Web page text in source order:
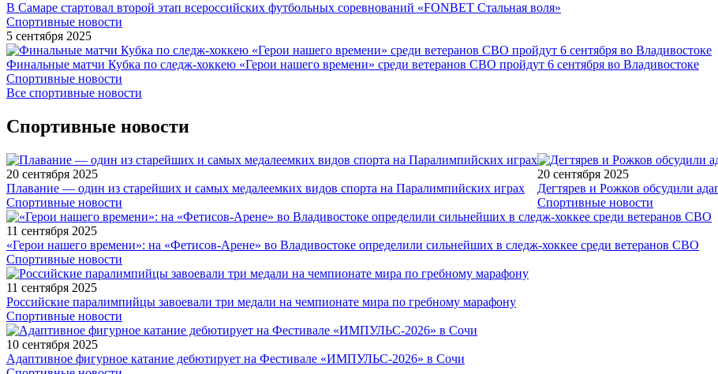
В Самаре стартовал второй этап всероссийских футбольных соревнований «FONBET Стальная воля»
Спортивные новости
5 сентября 2025
Финальные матчи Кубка по следж-хоккею «Герои нашего времени» среди ветеранов СВО пройдут 6 сентября во Владивостоке
Спортивные новости
Все спортивные новости
Спортивные новости
20 сентября 2025
Плавание — один из старейших и самых медалеемких видов спорта на Паралимпийских играх
Спортивные новости
20 сентября 2025
Дегтярев и Рожков обсудили
Спортивные новости
11 сентября 2025
«Герои нашего времени»: на «Фетисов-Арене» во Владивостоке определили сильнейших в следж-хоккее среди ветеранов СВО
Спортивные новости
11 сентября 2025
Российские паралимпийцы завоевали три медали на чемпионате мира по гребному марафону
Спортивные новости
10 сентября 2025
Адаптивное фигурное катание дебютирует на Фестивале «ИМПУЛЬС-2026» в Сочи